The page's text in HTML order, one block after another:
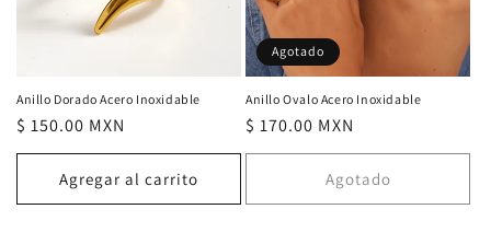
Anillo Dorado Acero Inoxidable
Precio
habitual
$ 150.00 MXN
Agregar al carrito
Agotado
Anillo Ovalo Acero Inoxidable
Precio
habitual
$ 170.00 MXN
Agotado